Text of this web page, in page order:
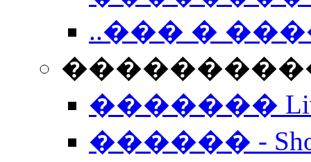
..��� �
����������
�������
������ -